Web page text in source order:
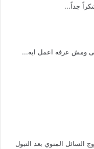
جداً...
ومش عرفه اعمل ايه...
السائل المنوي بعد التبول